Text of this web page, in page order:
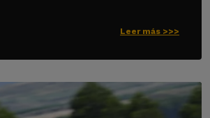
Leer más >>>